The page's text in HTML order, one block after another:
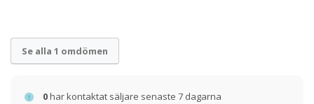
Se alla 1 omdömen
0har kontaktat säljare senaste 7 dagarna